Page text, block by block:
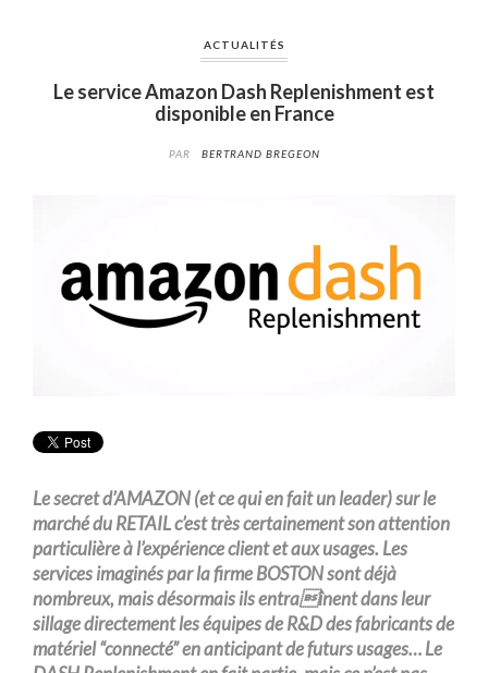
ACTUALITÉS
Le service Amazon Dash Replenishment est
disponible en France
PAR BERTRAND BREGEON
Le secret d’AMAZON (et ce qui en fait un leader) sur le
marché du RETAIL c’est très certainement son attention
particulière à l’expérience client et aux usages. Les
services imaginés par la firme BOSTON sont déjà
nombreux, mais désormais ils entraînent dans leur
sillage directement les équipes de R&D des fabricants de
matériel “connecté” en anticipant de futurs usages… Le